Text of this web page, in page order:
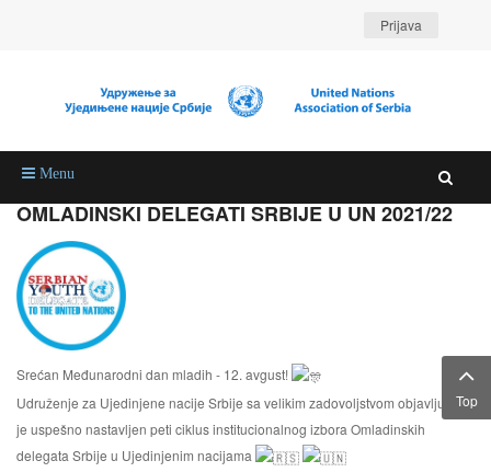
Prijava
Menu
OMLADINSKI DELEGATI SRBIJE U UN 2021/22
Srećan Međunarodni dan mladih - 12. avgust!
Udruženje za Ujedinjene nacije Srbije sa velikim zadovoljstvom objavljuje da
je uspešno nastavljen peti ciklus institucionalnog izbora Omladinskih
delegata Srbije u Ujedinjenim nacijama
Top